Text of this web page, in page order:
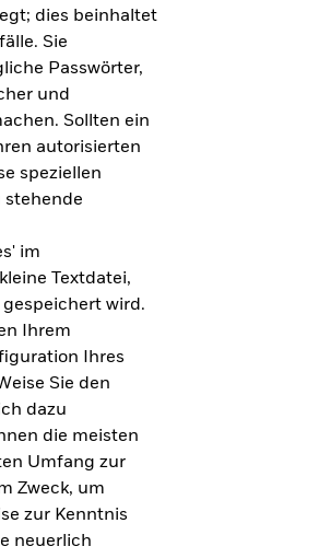
dies beinhaltet
Sie
Passwörter,
und
Sollten ein
autorisierten
speziellen
stehende
im
Textdatei,
wird.
Ihrem
Ihres
Sie den
dazu
die meisten
Umfang zur
Zweck, um
zur Kenntnis
neuerlich